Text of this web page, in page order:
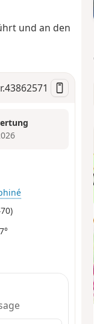
und an den
43862571